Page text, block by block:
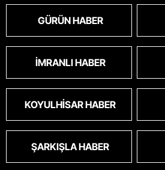
GÜRÜN HABER
İMRANLI HABER
KOYULHISAR HABER
ŞARKIŞLA HABER